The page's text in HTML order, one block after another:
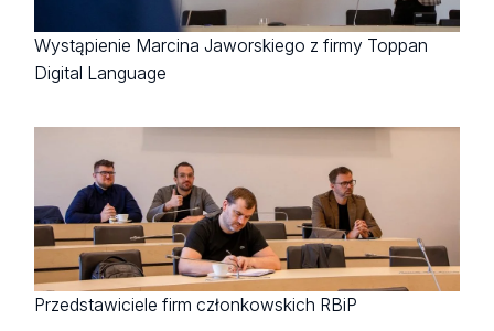
Wystąpienie Marcina Jaworskiego z firmy Toppan
Digital Language
Przedstawiciele firm członkowskich RBiP